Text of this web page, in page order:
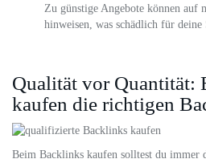
Zu günstige Angebote können auf
hinweisen, was schädlich für deine
Qualität vor Quantität:
kaufen die richtigen
Beim Backlinks kaufen solltest du